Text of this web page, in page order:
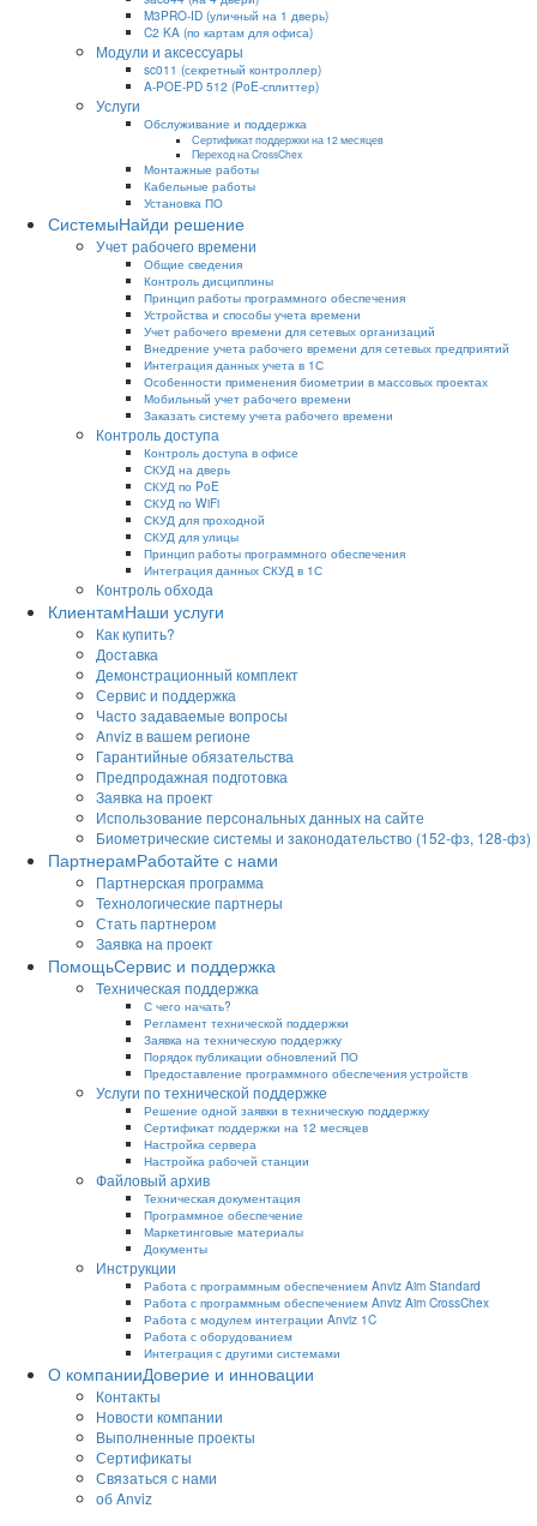
M3PRO-ID (уличный на 1 дверь)
C2 KA (по картам для офиса)
Модули и аксессуары
sc011 (секретный контроллер)
A-POE-PD 512 (PoE-сплиттер)
Услуги
Обслуживание и поддержка
Сертификат поддержки на 12 месяцев
Переход на CrossChex
Монтажные работы
Кабельные работы
Установка ПО
СистемыНайди решение
Учет рабочего времени
Общие сведения
Контроль дисциплины
Принцип работы программного обеспечения
Устройства и способы учета времени
Учет рабочего времени для сетевых организаций
Внедрение учета рабочего времени для сетевых предприятий
Интеграция данных учета в 1С
Особенности применения биометрии в массовых проектах
Мобильный учет рабочего времени
Заказать систему учета рабочего времени
Контроль доступа
Контроль доступа в офисе
СКУД на дверь
СКУД по PoE
СКУД по WiFi
СКУД для проходной
СКУД для улицы
Принцип работы программного обеспечения
Интеграция данных СКУД в 1С
Контроль обхода
КлиентамНаши услуги
Как купить?
Доставка
Демонстрационный комплект
Сервис и поддержка
Часто задаваемые вопросы
Anviz в вашем регионе
Гарантийные обязательства
Предпродажная подготовка
Заявка на проект
Использование персональных данных на сайте
Биометрические системы и законодательство (152-фз, 128-фз)
ПартнерамРаботайте с нами
Партнерская программа
Технологические партнеры
Стать партнером
Заявка на проект
ПомощьСервис и поддержка
Техническая поддержка
С чего начать?
Регламент технической поддержки
Заявка на техническую поддержку
Порядок публикации обновлений ПО
Предоставление программного обеспечения устройств
Услуги по технической поддержке
Решение одной заявки в техническую поддержку
Сертификат поддержки на 12 месяцев
Настройка сервера
Настройка рабочей станции
Файловый архив
Техническая документация
Программное обеспечение
Маркетинговые материалы
Документы
Инструкции
Работа с программным обеспечением Anviz Aim Standard
Работа с программным обеспечением Anviz Aim CrossChex
Работа с модулем интеграции Anviz 1C
Работа с оборудованием
Интеграция с другими системами
О компанииДоверие и инновации
Контакты
Новости компании
Выполненные проекты
Сертификаты
Связаться с нами
об Anviz